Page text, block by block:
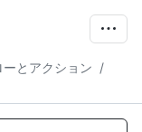
ーとアクション /